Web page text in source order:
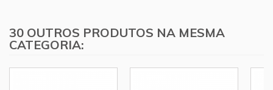
30 OUTROS PRODUTOS NA MESMA
CATEGORIA: